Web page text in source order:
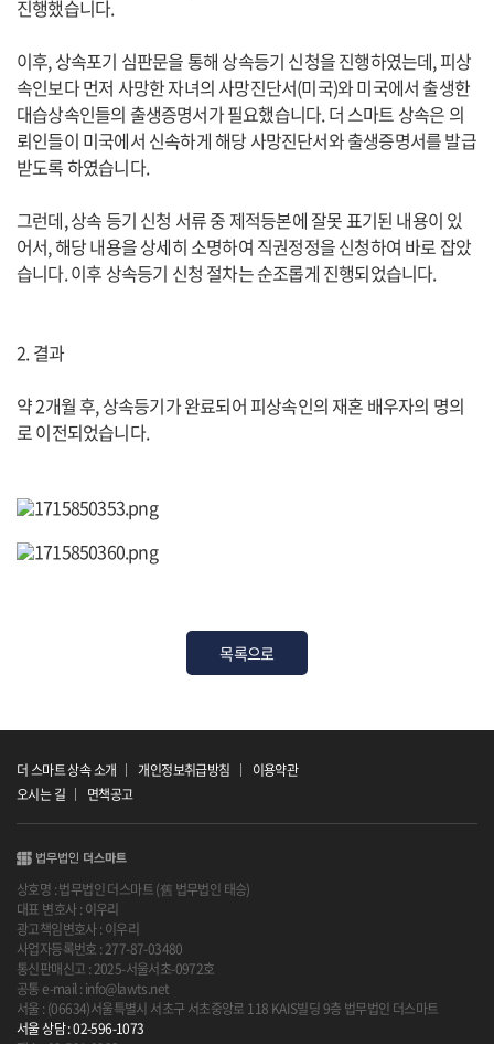
진행했습니다.
이후, 상속포기 심판문을 통해 상속등기 신청을 진행하였는데, 피상
속인보다 먼저 사망한 자녀의 사망진단서(미국)와 미국에서 출생한
대습상속인들의 출생증명서가 필요했습니다. 더 스마트 상속은 의
뢰인들이 미국에서 신속하게 해당 사망진단서와 출생증명서를 발급
받도록 하였습니다.
그런데, 상속 등기 신청 서류 중 제적등본에 잘못 표기된 내용이 있
어서, 해당 내용을 상세히 소명하여 직권정정을 신청하여 바로 잡았
습니다. 이후 상속등기 신청 절차는 순조롭게 진행되었습니다.
2. 결과
약 2개월 후, 상속등기가 완료되어 피상속인의 재혼 배우자의 명의
로 이전되었습니다.
목록으로
더 스마트 상속 소개 개인정보취급방침
이용약관
오시는 길
면책공고
상호명 : 법무법인 더스마트 (舊 법무법인 태승)
대표 변호사 : 이우리
광고책임변호사 : 이우리
사업자등록번호 : 277-87-03480
통신판매신고 : 2025-서울서초-0972호
공통 e-mail : info@lawts.net
서울 : (06634)서울특별시 서초구 서초중앙로 118 KAIS빌딩 9층 법무법인 더스마트
서울 상담 : 02-596-1073